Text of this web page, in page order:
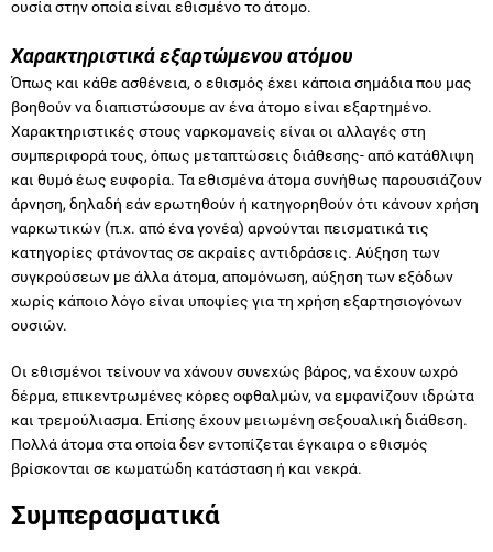
ουσία στην οποία είναι εθισμένο το άτομο.
Χαρακτηριστικά εξαρτώμενου ατόμου
Όπως και κάθε ασθένεια, ο εθισμός έχει κάποια σημάδια που μας
βοηθούν να διαπιστώσουμε αν ένα άτομο είναι εξαρτημένο.
Χαρακτηριστικές στους ναρκομανείς είναι οι αλλαγές στη
συμπεριφορά τους, όπως μεταπτώσεις διάθεσης- από κατάθλιψη
και θυμό έως ευφορία. Τα εθισμένα άτομα συνήθως παρουσιάζουν
άρνηση, δηλαδή εάν ερωτηθούν ή κατηγορηθούν ότι κάνουν χρήση
ναρκωτικών (π.χ. από ένα γονέα) αρνούνται πεισματικά τις
κατηγορίες φτάνοντας σε ακραίες αντιδράσεις. Αύξηση των
συγκρούσεων με άλλα άτομα, απομόνωση, αύξηση των εξόδων
χωρίς κάποιο λόγο είναι υποψίες για τη χρήση εξαρτησιογόνων
ουσιών.
Οι εθισμένοι τείνουν να χάνουν συνεχώς βάρος, να έχουν ωχρό
δέρμα, επικεντρωμένες κόρες οφθαλμών, να εμφανίζουν ιδρώτα
και τρεμούλιασμα. Επίσης έχουν μειωμένη σεξουαλική διάθεση.
Πολλά άτομα στα οποία δεν εντοπίζεται έγκαιρα ο εθισμός
βρίσκονται σε κωματώδη κατάσταση ή και νεκρά.
Συμπερασματικά